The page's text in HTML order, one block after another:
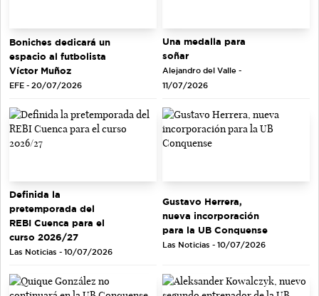
Boniches dedicará un
espacio al futbolista
Víctor Muñoz
EFE - 20/07/2026
Una medalla para
soñar
Alejandro del Valle -
11/07/2026
Definida la
pretemporada del
REBI Cuenca para el
curso 2026/27
Las Noticias - 10/07/2026
Gustavo Herrera,
nueva incorporación
para la UB Conquense
Las Noticias - 10/07/2026